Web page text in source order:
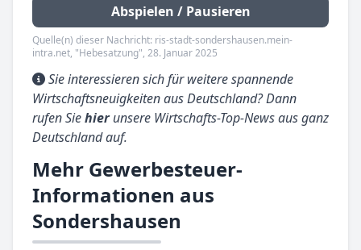
Abspielen / Pausieren
Quelle(n) dieser Nachricht: ris-stadt-sondershausen.mein-
intra.net, "Hebesatzung", 28. Januar 2025
Sie interessieren sich für weitere spannende
Wirtschaftsneuigkeiten aus Deutschland? Dann
rufen Siehierunsere Wirtschafts-Top-News aus ganz
Deutschland auf.
Mehr Gewerbesteuer-
Informationen aus
Sondershausen